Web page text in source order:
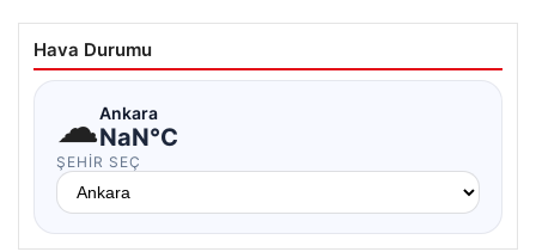
Hava Durumu
☁Ankara
NaN°C
ŞEHIR SEÇ